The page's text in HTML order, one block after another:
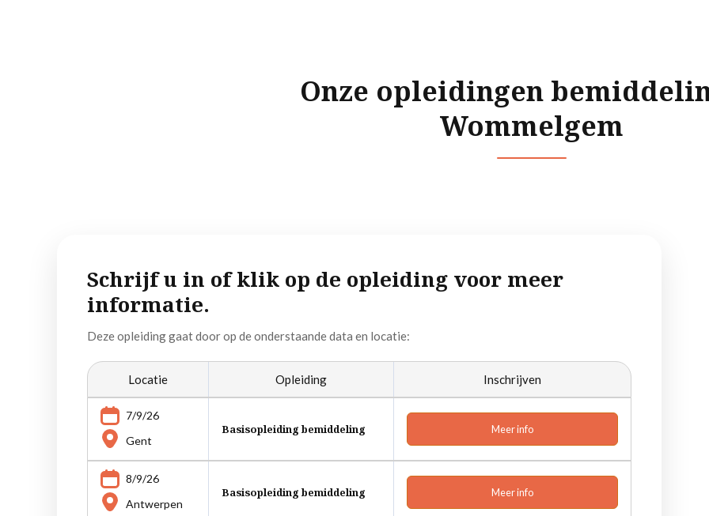
Onze opleidingen
Wommelgem
Schrijf u in of klik op de opleiding voor meer
informatie.
Deze opleiding gaat door op de onderstaande data en locatie:
Locatie Opleiding Inschrijven
7/9/26
Gent
Basisopleiding bemiddeling Meer info
8/9/26
Antwerpen
Basisopleiding bemiddeling Meer info